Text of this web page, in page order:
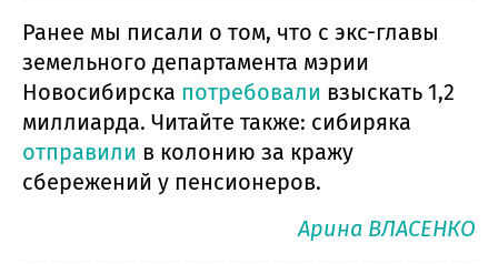
Ранее мы писали о том, что с экс-главы
земельного департамента мэрии
Новосибирска потребовали взыскать 1,2
миллиарда. Читайте также: сибиряка
отправили в колонию за кражу
сбережений у пенсионеров.
Арина ВЛАСЕНКО